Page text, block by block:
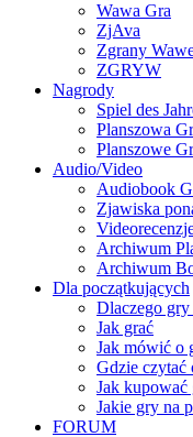
Wawa Gra
ZjAva
Zgrany
ZGRYW
Nagrody
Spiel des
Planszowa
Planszowe
Audio/Video
Audiobook
Zjawiska
Archiwum
Archiwum
Dla początkujących
Dlaczego
Jak grać
Jak mówić o
Gdzie czytać
Jak kupować
Jakie gry na
FORUM